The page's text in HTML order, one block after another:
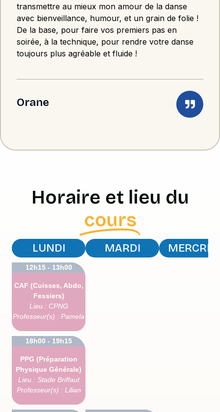
transmettre au mieux mon amour de la danse
avec bienveillance, humour, et un grain de folie !
De la base, pour faire vos premiers pas en
soirée, à la technique, pour rendre votre danse
toujours plus agréable et fluide !
Orane
Horaire et lieu du
cours
LUNDI MARDI
12h15 - 13h00
CAF (Cuisses, Abdo,
Fessiers)
Lieu : CPNG
Professeur(s) : Pamela
18h00 - 19h15
PPG (Préparation
Physique Générale)
Lieu : Stade Briffaut
Professeur(s) : Lilian